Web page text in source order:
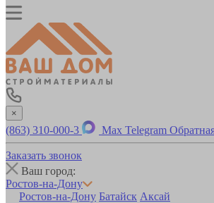
×
(863) 310-000-3 Max Telegram
Заказать звонок
Ваш город:
Ростов-на-Дону
Ростов-на-Дону Батайск Аксай